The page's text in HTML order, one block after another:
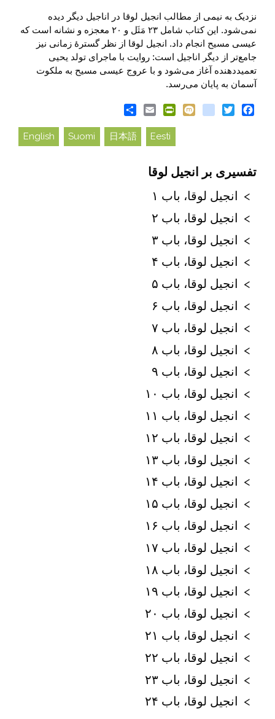
نزدیک به نیمی از مطالب انجیل لوقا در اناجیل دیگر دیده
نمی‌شود. این کتاب شامل ۲۳ مَثَل و ۲۰ معجزه و نشانه است که
عیسی مسیح انجام داد. انجیل لوقا از نظر گسترهٔ زمانی نیز
جامع‌تر از دیگر اناجیل است: روایت با ماجرای تولد یحیی
تعمیددهنده آغاز می‌شود و با عروج عیسی مسیح به ملکوت
آسمان به پایان می‌رسد.
Facebook
Twitter
blogger_post
Mixi
PrintFriendly
Email
English Suomi 日本語 Eesti
تفسیری بر انجیل لوقا
انجیل لوقا، باب ۱
انجیل لوقا، باب ۲
انجیل لوقا، باب ۳
انجیل لوقا، باب ۴
انجیل لوقا، باب ۵
انجیل لوقا، باب ۶
انجیل لوقا، باب ۷
انجیل لوقا، باب ۸
انجیل لوقا، باب ۹
انجیل لوقا، باب ۱۰
انجیل لوقا، باب ۱۱
انجیل لوقا، باب ۱۲
انجیل لوقا، باب ۱۳
انجیل لوقا، باب ۱۴
انجیل لوقا، باب ۱۵
انجیل لوقا، باب ۱۶
انجیل لوقا، باب ۱۷
انجیل لوقا، باب ۱۸
انجیل لوقا، باب ۱۹
انجیل لوقا، باب ۲۰
انجیل لوقا، باب ۲۱
انجیل لوقا، باب ۲۲
انجیل لوقا، باب ۲۳
انجیل لوقا، باب ۲۴